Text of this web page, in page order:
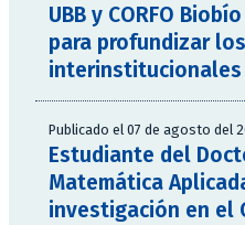
UBB y CORFO
para profundizar
interinstitucionales
Publicado el 07 de agosto del
Estudiante del
Matemática
investigación en el